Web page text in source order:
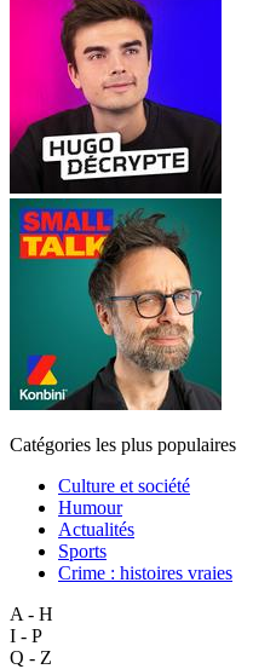
Catégories les plus populaires
Culture et société
Humour
Actualités
Sports
Crime : histoires vraies
A - H
I - P
Q - Z